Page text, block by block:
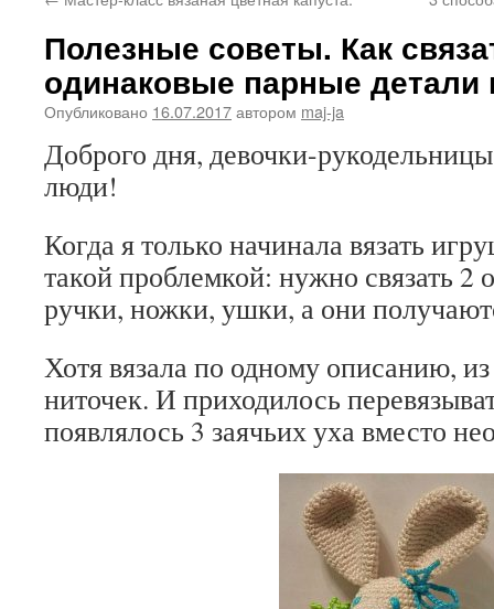
Полезные советы. Как
одинаковые парные детали
Опубликовано 16.07.2017автором maj-ja
Доброго дня, девочки-
люди!
Когда я только начинала вязать
такой проблемкой: нужно связать 2
ручки, ножки, ушки, а они
Хотя вязала по одному описанию,
ниточек. И приходилось
появлялось 3 заячьих уха вместо